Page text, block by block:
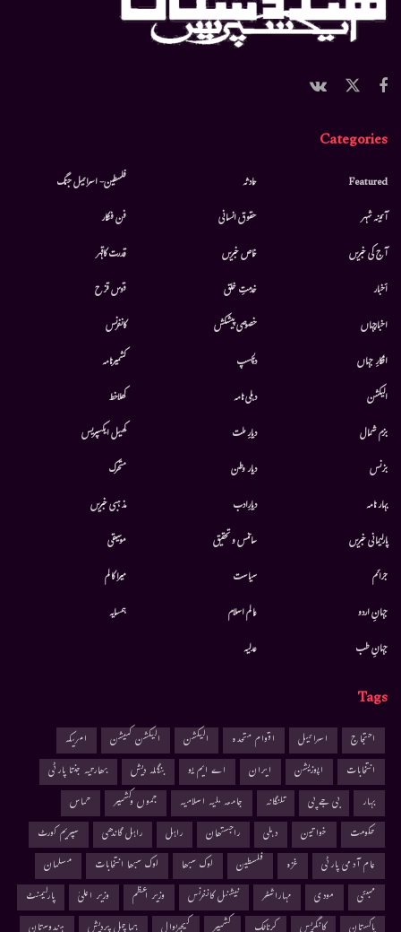
Categories
Featured
آئینہ شہر
آج کی خبریں
أخبار
اخبارجہاں
افکارِ جہاں
الیکشن
بزم شمال
بزنس
بہار نامہ
پارلیمانی خبریں
جرائم
جہانِ اردو
جہانِ طب
حادثہ
حقوق انسانی
خاص خبریں
خدمتِ خلق
خصوصی پیشکش
دلچسپ
دہلی نامہ
دیارِ ملت
دیار وطن
دیارِادب
سائنس و تحقیق
سیاست
عالم اسلام
عدلیہ
فلسطین- اسرائیل جنگ
فن فنکار
قدرت کاقہر
قوس قزح
کانفرنس
کشمیرنامہ
کھلاخط
کھیل ایکسپریس
متحرك
مذہبی خبریں
موسيقى
میرا کالم
ہمسایہ
Tags
احتجاج اسرائیل اقوام متحدہ الیکشن الیکشن کمیشن
امریکہ
انتخابات
اپوزیشن ایران اے ایم یو بنگلہ دیش
بھارتیہ جنتا پارٹی
بہار
بی جے پی تلنگانہ جامعہ ملیہ اسلامیہ جموں وکشمیر
حماس
حکومت
خواتین دہلی راجستھان راہل راہل گاندھی
سپریم کورٹ
عام آدمی پارٹی
غزہ فلسطین لوک سبھا لوک سبھا انتخابات
مسلمان
ممبئی
مودی مہاراشٹر نیشنل کانفرنس وزیر اعظم وزیر اعلیٰ
پارلیمنٹ